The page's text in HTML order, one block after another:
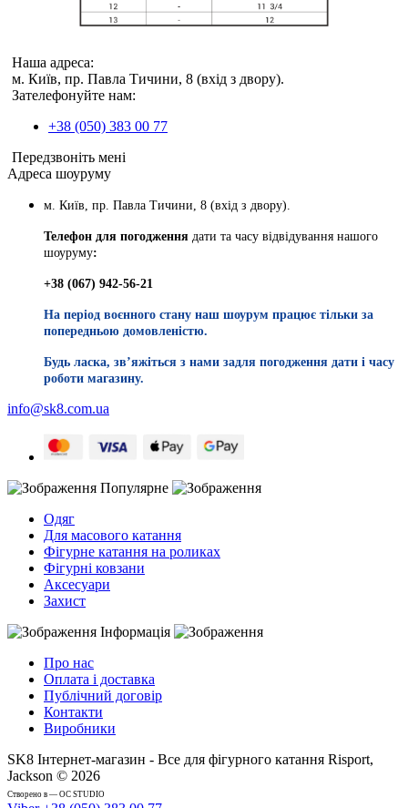
Наша адреса:
м. Київ, пр. Павла Тичини, 8 (вхід з двору).
Зателефонуйте нам:
+38 (050) 383 00 77
Передзвоніть мені
Адреса шоуруму
м. Київ, пр. Павла Тичини, 8 (вхід з двору).
Телефон для погодження дати та часу відвідування нашого
шоуруму:
+38 (067) 942-56-21
На період воєнного стану наш шоурум працює тільки за
попередньою домовленістю.
Будь ласка, звʼяжіться з нами задля погодження дати і часу
роботи магазину.
info@sk8.com.ua
Популярне
Одяг
Для масового катання
Фігурне катання на роликах
Фігурні ковзани
Аксесуари
Захист
Інформація
Про нас
Оплата і доставка
Публічний договір
Контакти
Виробники
SK8 Інтернет-магазин - Все для фігурного катання Risport,
Jackson © 2026
Cтворено в — OC STUDIO